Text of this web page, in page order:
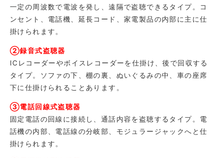
一定の周波数で電波を発し、遠隔で盗聴できるタイプ。コ
ンセント、電話機、延長コード、家電製品の内部に主に仕
掛けられます。
②録音式盗聴器
ICレコーダーやボイスレコーダーを仕掛け、後で回収する
タイプ。ソファの下、棚の裏、ぬいぐるみの中、車の座席
下に仕掛けられることあります。
③電話回線式盗聴器
固定電話の回線に接続し、通話内容を盗聴するタイプ。電
話機の内部、電話線の分岐部、モジュラージャックへと仕
掛けられます。